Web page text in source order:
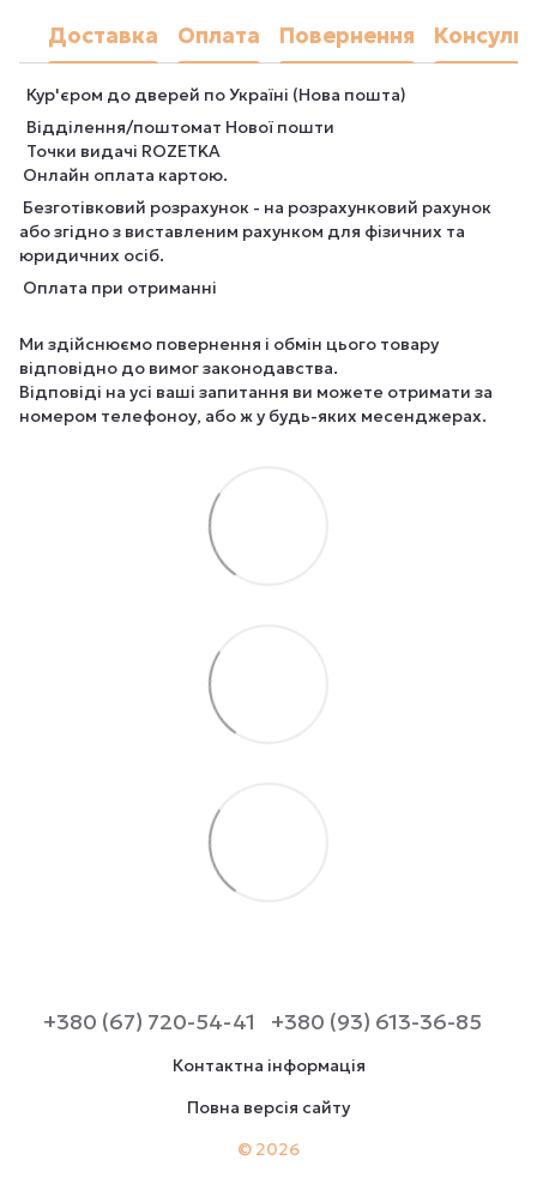
Доставка Оплата Повернення
Кур'єром до дверей по Україні (Нова пошта)
Відділення/поштомат Нової пошти
Точки видачі ROZETKA
Онлайн оплата картою.
Безготівковий розрахунок - на розрахунковий рахунок
або згідно з виставленим рахунком для фізичних та
юридичних осіб.
Оплата при отриманні
Ми здійснюємо повернення і обмін цього товару
відповідно до вимог законодавства.
Відповіді на усі ваші запитання ви можете отримати за
номером телефоноу, або ж у будь-яких месенджерах.
+380 (67) 720-54-41 +380 (93) 613-36-85
Контактна інформація
Повна версія сайту
© 2026